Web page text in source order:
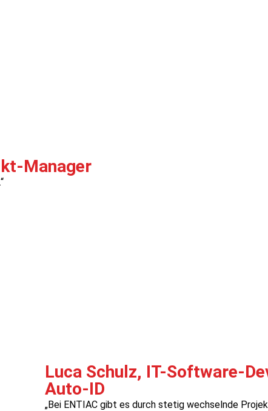
Manager
Luca Schulz, IT-Software-
Auto-ID
„Bei ENTIAC gibt es durch stetig wechselnde